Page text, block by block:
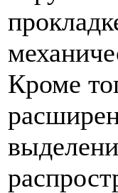
Кроме